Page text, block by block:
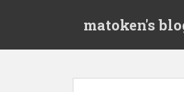
matoken's